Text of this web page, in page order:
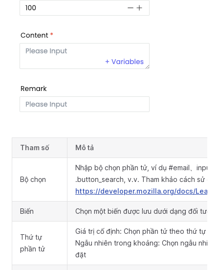
Tham số Mô tả
Bộ chọn
Nhập bộ chọn phần tử, ví dụ #email、
.button_search, v.v. Tham khảo cách sử
https://developer.mozilla.org/docs/Learn/
Biến Chọn một biến được lưu dưới dạng đối tượng
Thứ tự
phần tử
Giá trị cố định: Chọn phần tử theo thứ tự cố
Ngẫu nhiên trong khoảng: Chọn ngẫu
đặt